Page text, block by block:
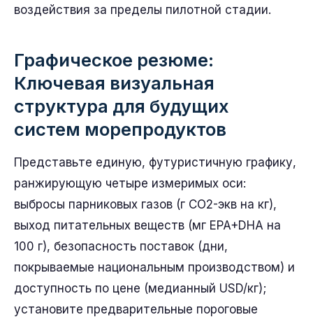
воздействия за пределы пилотной стадии.
Графическое резюме:
Ключевая визуальная
структура для будущих
систем морепродуктов
Представьте единую, футуристичную графику,
ранжирующую четыре измеримых оси:
выбросы парниковых газов (г CO2-экв на кг),
выход питательных веществ (мг EPA+DHA на
100 г), безопасность поставок (дни,
покрываемые национальным производством) и
доступность по цене (медианный USD/кг);
установите предварительные пороговые